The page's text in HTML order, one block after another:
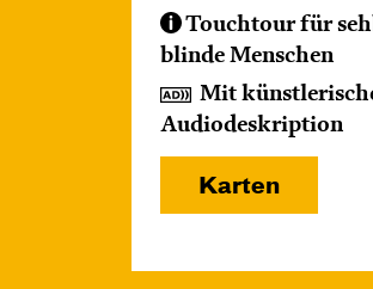
Touchtour für
blinde Menschen
Mit
Audiodeskription
Karten